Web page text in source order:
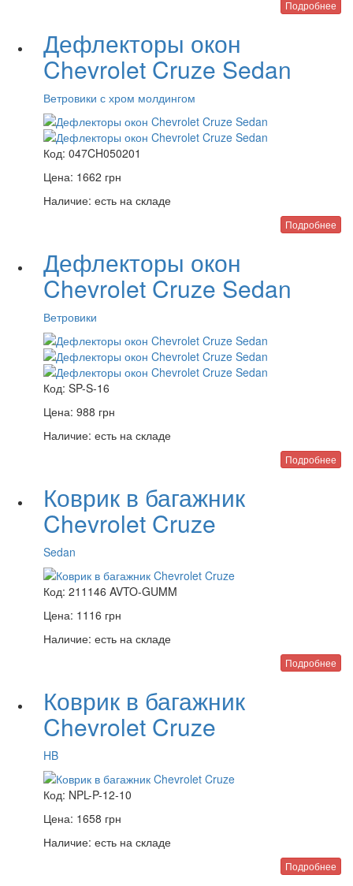
Подробнее
Дефлекторы окон
Chevrolet Cruze Sedan
Ветровики с хром молдингом
Код: 047CH050201
Цена: 1662 грн
Наличие: есть на складе
Подробнее
Дефлекторы окон
Chevrolet Cruze Sedan
Ветровики
Код: SP-S-16
Цена: 988 грн
Наличие: есть на складе
Подробнее
Коврик в багажник
Chevrolet Cruze
Sedan
Код: 211146 AVTO-GUMM
Цена: 1116 грн
Наличие: есть на складе
Подробнее
Коврик в багажник
Chevrolet Cruze
HB
Код: NPL-P-12-10
Цена: 1658 грн
Наличие: есть на складе
Подробнее